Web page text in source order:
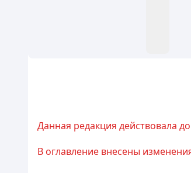
Данная редакция действовала
В оглавление внесены